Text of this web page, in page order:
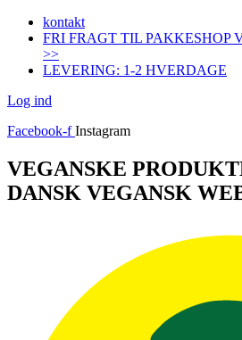
Videre
indhold
kontakt
FRI FRAGT TIL PAKKESHOP
>>
LEVERING: 1-2 HVERDAGE
Log ind
Facebook-f Instagram
VEGANSKE
DANSK VEGANSK